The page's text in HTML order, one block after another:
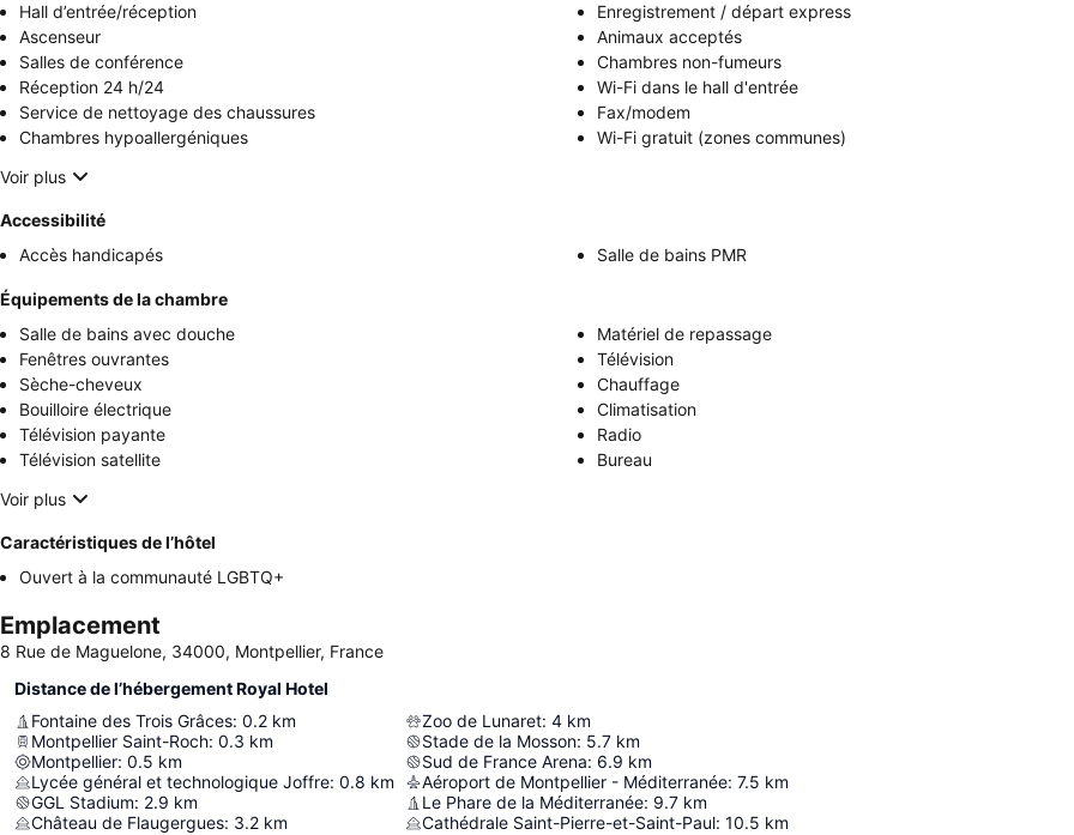
Hall d’entrée/réception
Enregistrement / départ express
Ascenseur
Animaux acceptés
Salles de conférence
Chambres non-fumeurs
Réception 24 h/24
Wi-Fi dans le hall d'entrée
Service de nettoyage des chaussures
Fax/modem
Chambres hypoallergéniques
Wi-Fi gratuit (zones communes)
Voir plus
Accessibilité
Accès handicapés
Salle de bains PMR
Équipements de la chambre
Salle de bains avec douche
Matériel de repassage
Fenêtres ouvrantes
Télévision
Sèche-cheveux
Chauffage
Bouilloire électrique
Climatisation
Télévision payante
Radio
Télévision satellite
Bureau
Voir plus
Caractéristiques de l’hôtel
Ouvert à la communauté LGBTQ+
Emplacement
8 Rue de Maguelone, 34000, Montpellier, France
Distance de l’hébergement Royal Hotel
Fontaine des Trois Grâces: 0.2 km
Montpellier Saint-Roch: 0.3 km
Montpellier: 0.5 km
Lycée général et technologique Joffre: 0.8 km
GGL Stadium: 2.9 km
Château de Flaugergues: 3.2 km
Zoo de Lunaret: 4 km
Stade de la Mosson: 5.7 km
Sud de France Arena: 6.9 km
Aéroport de Montpellier - Méditerranée: 7.5 km
Le Phare de la Méditerranée: 9.7 km
Cathédrale Saint-Pierre-et-Saint-Paul: 10.5 km